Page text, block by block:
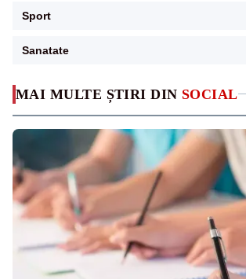
MAI MULTE ȘTIRI DIN SOCIAL
Sport
Sanatate